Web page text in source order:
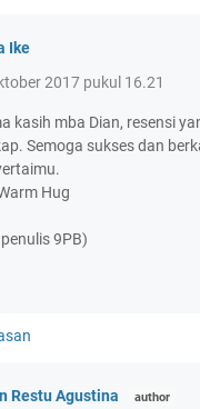
Ike
2017 pukul 16.21
kasih mba Dian, resensi
Semoga sukses dan
Hug
9PB)
Restu Agustina